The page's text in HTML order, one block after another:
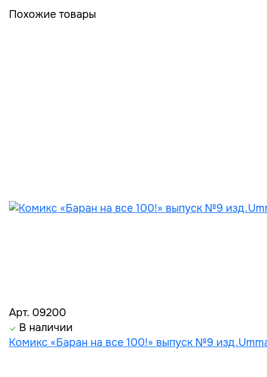
Похожие товары
Арт. 09200
В наличии
Комикс «Баран на все 100!» выпуск №9